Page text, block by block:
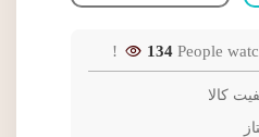
134 People
کالا